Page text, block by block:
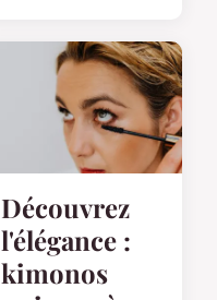
Découvrez
l'élégance :
kimonos